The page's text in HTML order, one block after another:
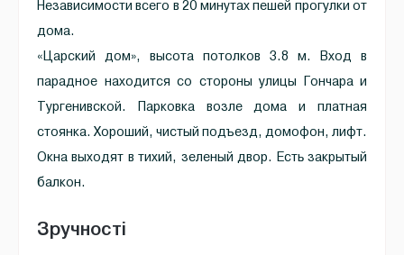
Независимости всего в 20 минутах пешей прогулки от
дома.
«Царский дом», высота потолков 3.8 м. Вход в
парадное находится со стороны улицы Гончара и
Тургенивской. Парковка возле дома и платная
стоянка. Хороший, чистый подъезд, домофон, лифт.
Окна выходят в тихий, зеленый двор. Есть закрытый
балкон.
Зручності